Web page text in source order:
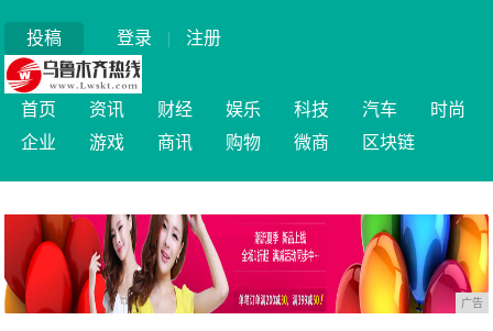
投稿 登录 | 注册
首页 资讯 财经 娱乐 科技 汽车
时尚
企业
游戏 商讯 购物 微商 区块链
广告